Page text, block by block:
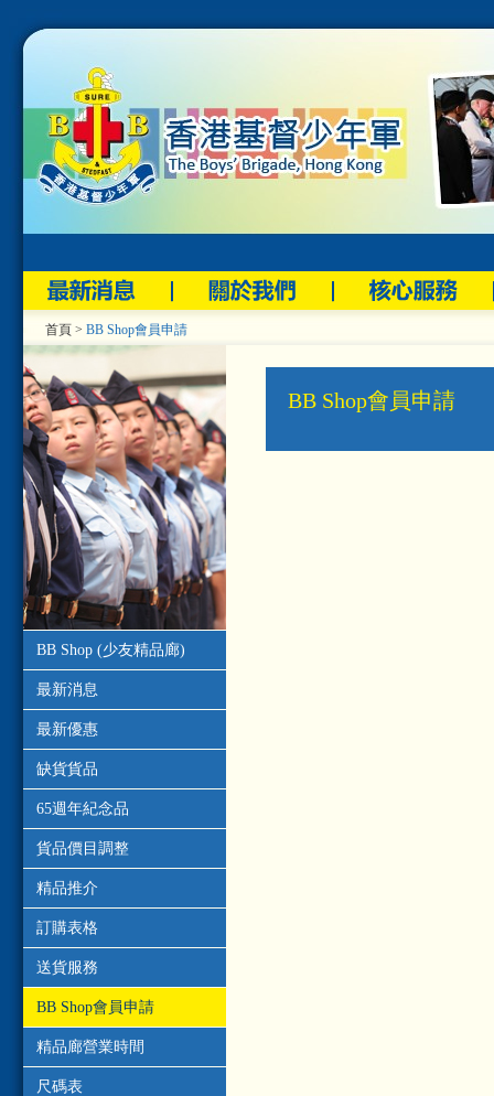
首頁 > BB Shop會員申請
BB Shop (少友精品廊)
最新消息
最新優惠
缺貨貨品
65週年紀念品
貨品價目調整
精品推介
訂購表格
送貨服務
BB Shop會員申請
精品廊營業時間
尺碼表
BB Shop會員申請